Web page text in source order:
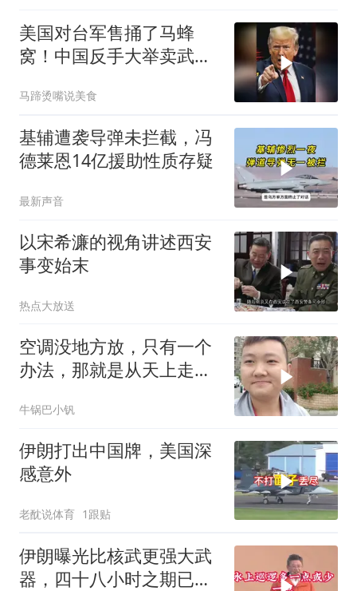
美国对台军售捅了马蜂
窝！中国反手大举卖武
马蹄烫嘴说美食
基辅遭袭导弹未拦截，冯
德莱恩14亿援助性质存疑
最新声音
以宋希濂的视角讲述西安
事变始末
热点大放送
空调没地方放，只有一个
办法，那就是从天上走，
牛锅巴小钒
伊朗打出中国牌，美国深
感意外
老酖说体育 1跟贴
伊朗曝光比核武更强大武
器，四十八小时之期已